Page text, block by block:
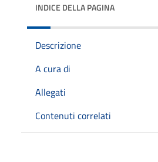
INDICE DELLA PAGINA
Descrizione
A cura di
Allegati
Contenuti correlati